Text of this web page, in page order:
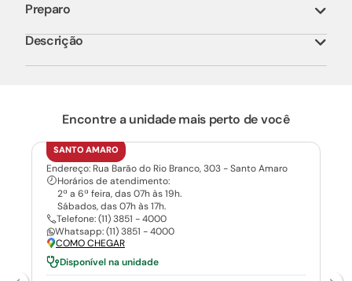
Preparo
Descrição
Encontre a unidade mais perto de você
SANTO AMARO
Endereço: Rua Barão do Rio Branco, 303 - Santo Amaro
Horários de atendimento:
2ª a 6ª feira, das 07h às 19h.
Sábados, das 07h às 17h.
Telefone: (11) 3851 - 4000
Whatsapp: (11) 3851 - 4000
COMO CHEGAR
Disponível na unidade